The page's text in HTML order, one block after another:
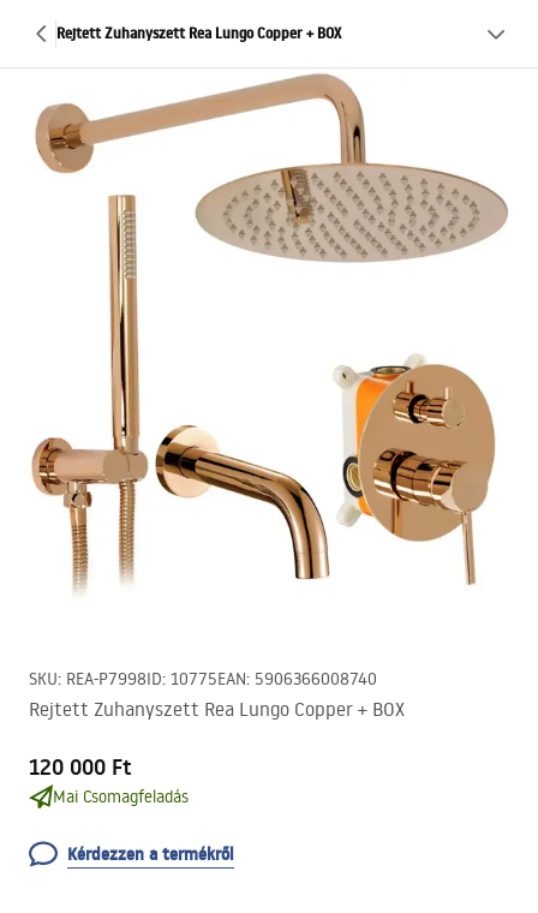
Rejtett Zuhanyszett Rea Lungo Copper + BOX
SKU: REA-P7998ID: 10775EAN: 5906366008740
Rejtett Zuhanyszett Rea Lungo Copper + BOX
120 000 Ft
Mai Csomagfeladás
Kérdezzen a termékről